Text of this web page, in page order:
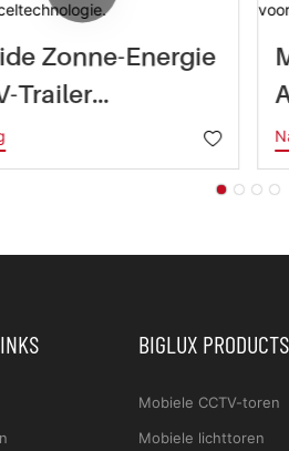
Zonne-Energie
Trailer
Met
BIGLUX PRODUCTS
Mobiele CCTV-toren
Mobiele lichttoren